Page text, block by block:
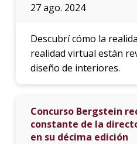
27 ago. 2024
Descubrí cómo la
realidad virtual están
diseño de interiores.
Concurso Bergstein
constante de la
en su décima edición